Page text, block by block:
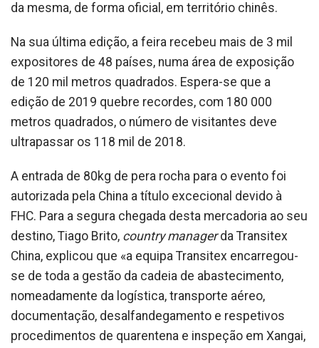
da mesma, de forma oficial, em território chinês.
Na sua última edição, a feira recebeu mais de 3 mil
expositores de 48 países, numa área de exposição
de 120 mil metros quadrados. Espera-se que a
edição de 2019 quebre recordes, com 180 000
metros quadrados, o número de visitantes deve
ultrapassar os 118 mil de 2018.
A entrada de 80kg de pera rocha para o evento foi
autorizada pela China a título excecional devido à
FHC. Para a segura chegada desta mercadoria ao seu
destino, Tiago Brito, country managerda Transitex
China, explicou que «a equipa Transitex encarregou-
se de toda a gestão da cadeia de abastecimento,
nomeadamente da logística, transporte aéreo,
documentação, desalfandegamento e respetivos
procedimentos de quarentena e inspeção em Xangai,